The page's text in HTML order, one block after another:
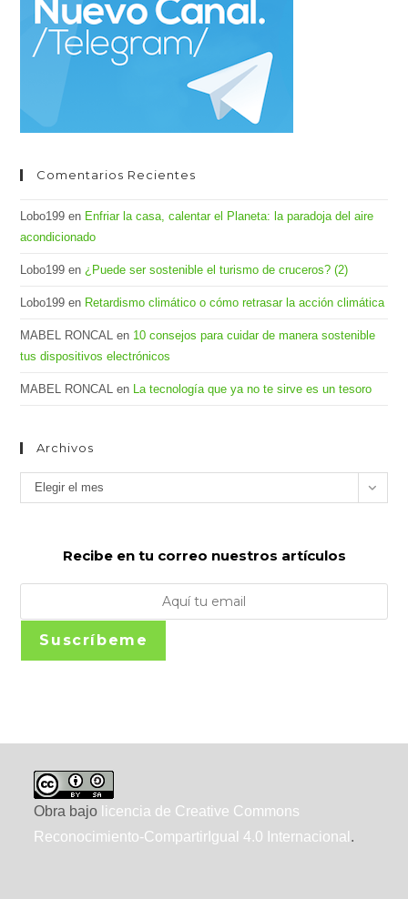
Comentarios Recientes
Lobo199 en Enfriar la casa, calentar el Planeta: la paradoja del aire
acondicionado
Lobo199 en¿Puede ser sostenible el turismo de cruceros? (2)
Lobo199 en Retardismo climático o cómo retrasar la acción climática
MABEL RONCAL en 10 consejos para cuidar de manera sostenible
tus dispositivos electrónicos
MABEL RONCAL en La tecnología que ya no te sirve es un tesoro
Archivos
Archivos
Elegir el mes
Recibe en tu correo nuestros artículos
Suscríbeme
Obra bajo licencia de Creative Commons
Reconocimiento-CompartirIgual 4.0 Internacional .